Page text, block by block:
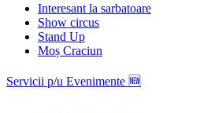
Interesant la sarbatoare
Show circus
Stand Up
Moș Craciun
Servicii p/u Evenimente 🆕